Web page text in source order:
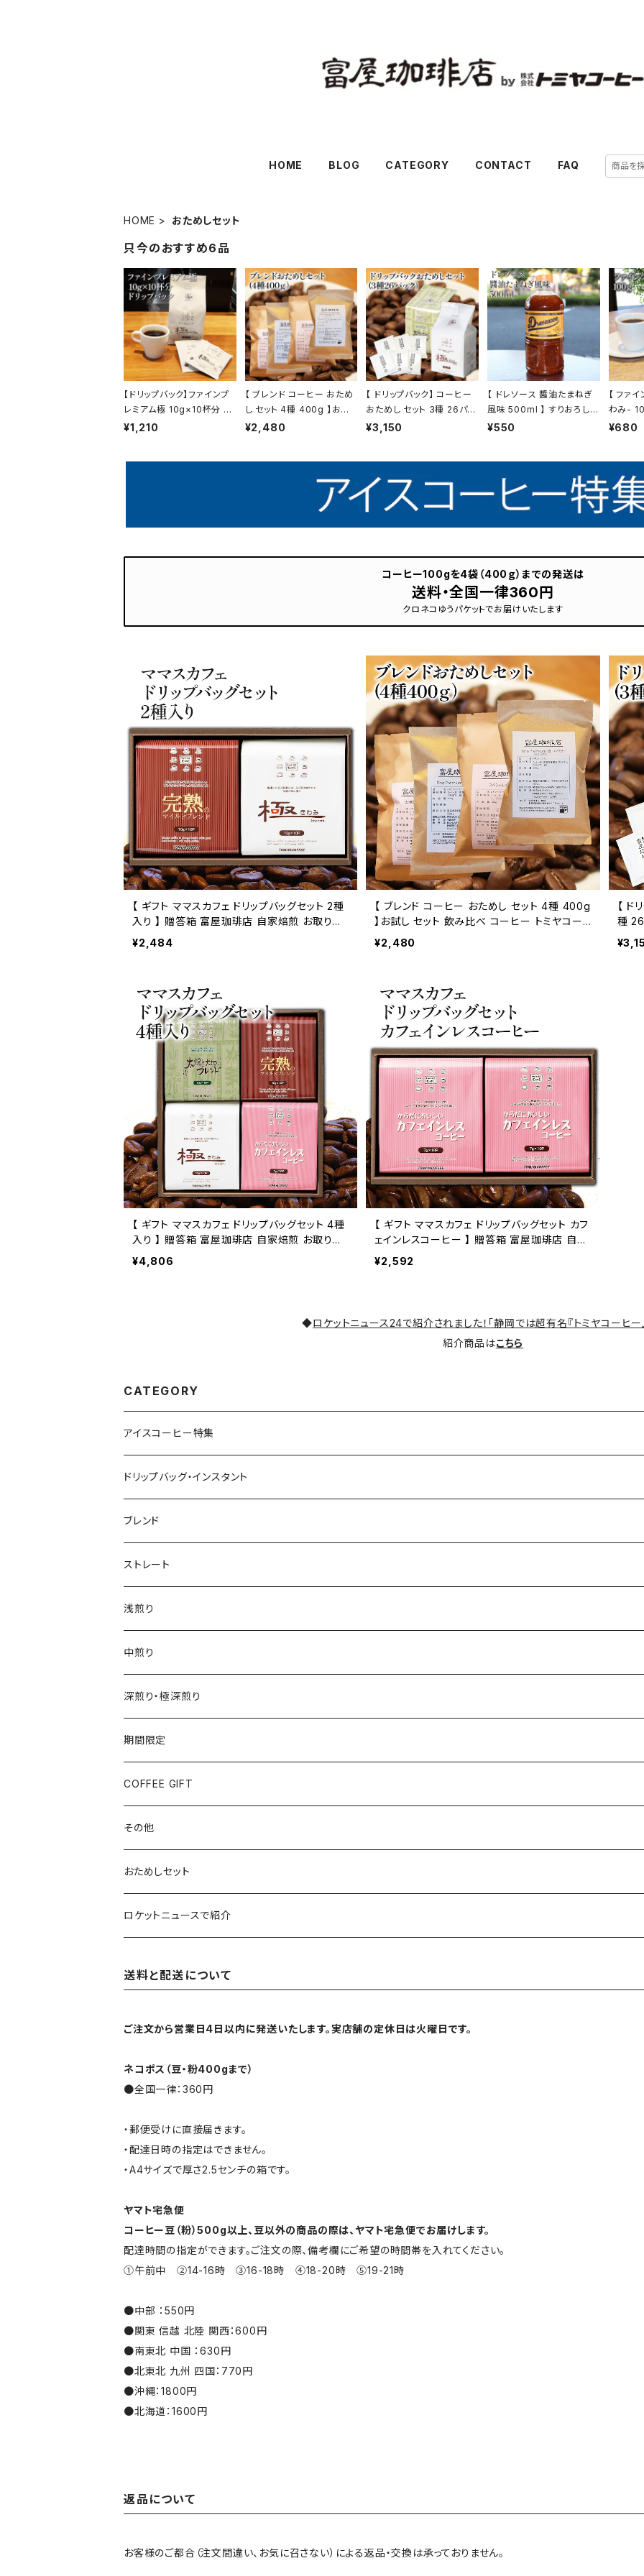
HOME BLOG CATEGORY CONTACT FAQ
HOME おためしセット
只今のおすすめ6品
【ドリップバック】ファインプ
レミアム極 10g×10杯分 甘
く華やかな香りとコク トミヤ
¥1,210
【 ブレンド コーヒー おため
し セット 4種 400g 】お試
し セット 飲み比べ コーヒー
¥2,480
【 ドリップバック】 コーヒー
おためし セット 3種 26パッ
ク お試し セット 飲み比べ
¥3,150
【 ドレソース 醬油たまねぎ
風味 500ml 】 すりおろし
玉ねぎ サラダ 肉料理 ドレッ
¥550
【 ファ
わみ-
ンド ブ
¥680
コーヒー100gを4袋（400ｇ）までの発送は
送料・全国一律360円
クロネコゆうパケットでお届けいたします
【 ギフト ママスカフェ ドリップバッグセット 2種
入り 】 贈答箱 富屋珈琲店 自家焙煎 お取り寄
せ トミヤコーヒー 通販
¥2,484
【 ブレンド コーヒー おためし セット 4種 400g
】お試し セット 飲み比べ コーヒー トミヤコー
ヒー 通販
¥2,480
【 ド
種
トミ
【 ギフト ママスカフェ ドリップバッグセット 4種
入り 】 贈答箱 富屋珈琲店 自家焙煎 お取り寄
せ トミヤコーヒー 通販
¥4,806
【 ギフト ママスカフェ ドリップバッグセット カフ
ェインレスコーヒー 】 贈答箱 富屋珈琲店 自家
焙煎 お取り寄せ トミヤコーヒー 通販
¥2,592
◆ロケットニュース24で紹介されました！「静岡では超有名『トミヤコーヒー
紹介商品はこちら
CATEGORY
アイスコーヒー特集
ドリップバッグ・インスタント
インデアントミー ドリップバッグ
ブレンド
ストレート
浅煎り
中煎り
深煎り・極深煎り
期間限定
COFFEE GIFT
その他
おためしセット
ロケットニュースで紹介
送料と配送について
ご注文から営業日4日以内に発送いたします。実店舗の定休日は火曜日です。
ネコポス（豆・粉400gまで）
●全国一律：360円
・郵便受けに直接届きます。
・配達日時の指定はできません。
・A4サイズで厚さ2.5センチの箱です。
ヤマト宅急便
コーヒー豆（粉）500g以上、豆以外の商品の際は、ヤマト宅急便でお届けします。
配達時間の指定ができます。ご注文の際、備考欄にご希望の時間帯を入れてください。
①午前中 ②14-16時 ③16-18時 ④18-20時 ⑤19-21時
●中部 ：550円
●関東 信越 北陸 関西：600円
●南東北 中国 ：630円
●北東北 九州 四国：770円
●沖縄：1800円
●北海道：1600円
返品について
お客様のご都合（注文間違い、お気に召さない）による返品・交換は承っておりません。